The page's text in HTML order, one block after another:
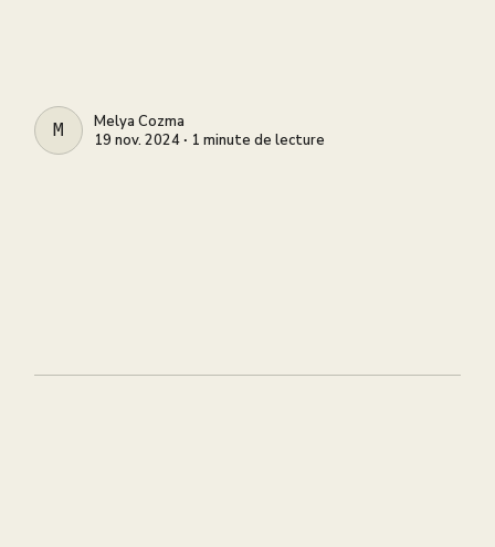
MELYA COZMA
Melya Cozma
19 nov. 2024 ∙ 1 minute de lecture